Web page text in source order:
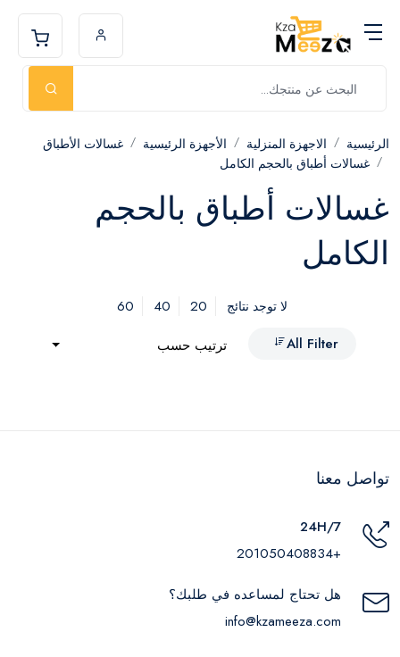
الرئيسية الاجهزة المنزلية الأجهزة الرئيسية
غسالات الأطباق
غسالات أطباق بالحجم الكامل
غسالات أطباق بالحجم
الكامل
لا توجد نتائج 20
40
60
All Filter
ترتيب حسب
تواصل معنا
24H/7
+201050408834
هل تحتاج لمساعده في طلبك؟
info@kzameeza.com